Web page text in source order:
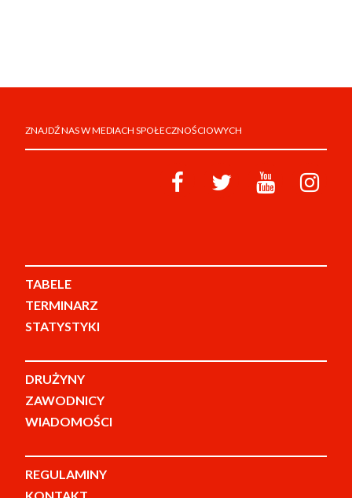
ZNAJDŹ NAS W MEDIACH SPOŁECZNOŚCIOWYCH
TABELE
TERMINARZ
STATYSTYKI
DRUŻYNY
ZAWODNICY
WIADOMOŚCI
REGULAMINY